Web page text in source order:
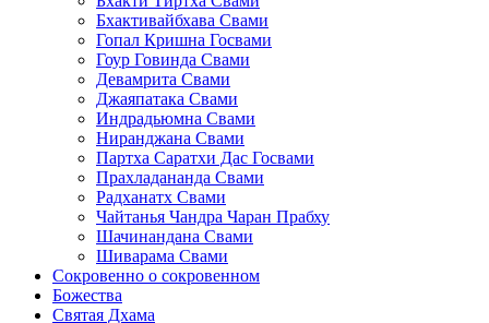
Бхактивайбхава Свами
Гопал Кришна Госвами
Гоур Говинда Свами
Девамрита Свами
Джаяпатака Свами
Индрадьюмна Свами
Ниранджана Свами
Партха Саратхи Дас Госвами
Прахладананда Свами
Радханатх Свами
Чайтанья Чандра Чаран Прабху
Шачинандана Свами
Шиварама Свами
Сокровенно о сокровенном
Божества
Святая Дхама